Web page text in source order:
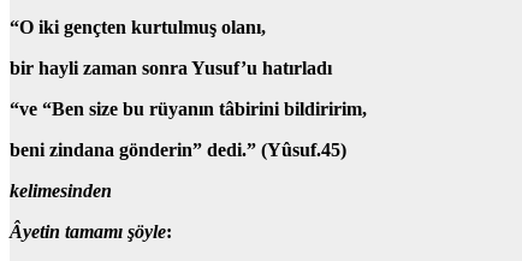
“O iki gençten kurtulmuş olanı,
bir hayli zaman sonra Yusuf’u hatırladı
“ve “Ben size bu rüyanın tâbirini bildiririm,
beni zindana gönderin” dedi.” (Yûsuf.45)
kelimesinden
Âyetin tamamı şöyle: